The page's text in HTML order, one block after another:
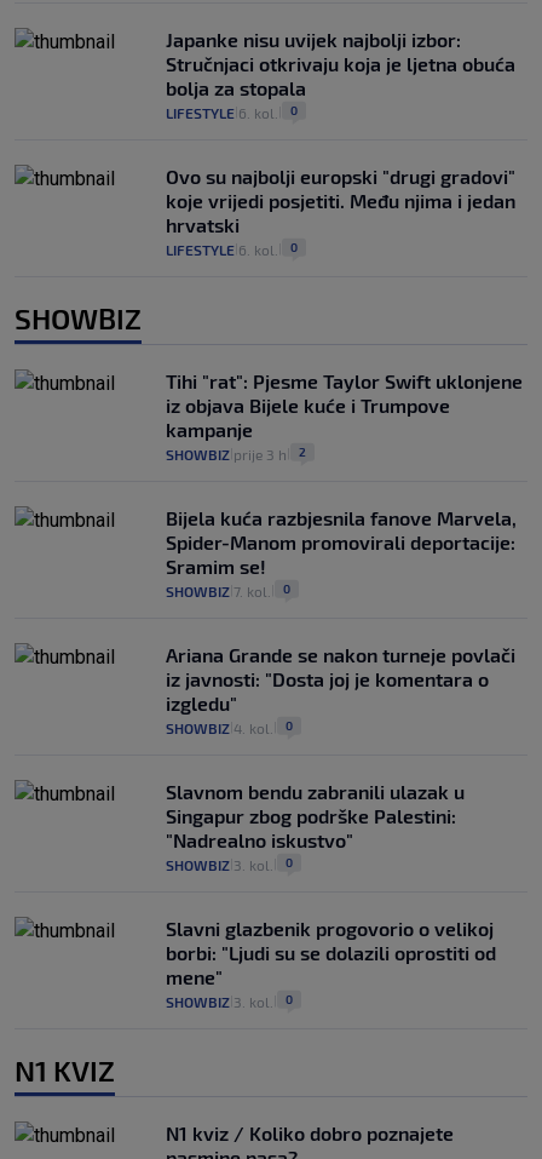
Japanke nisu uvijek najbolji izbor:
Stručnjaci otkrivaju koja je ljetna obuća
bolja za stopala
LIFESTYLE 6. kol. 0
Ovo su najbolji europski "drugi gradovi"
koje vrijedi posjetiti. Među njima i jedan
hrvatski
LIFESTYLE 6. kol. 0
SHOWBIZ
Tihi "rat": Pjesme Taylor Swift uklonjene
iz objava Bijele kuće i Trumpove
kampanje
SHOWBIZ prije 3 h 2
Bijela kuća razbjesnila fanove Marvela,
Spider-Manom promovirali deportacije:
Sramim se!
SHOWBIZ 7. kol. 0
Ariana Grande se nakon turneje povlači
iz javnosti: "Dosta joj je komentara o
izgledu"
SHOWBIZ 4. kol. 0
Slavnom bendu zabranili ulazak u
Singapur zbog podrške Palestini:
"Nadrealno iskustvo"
SHOWBIZ 3. kol. 0
Slavni glazbenik progovorio o velikoj
borbi: "Ljudi su se dolazili oprostiti od
mene"
SHOWBIZ 3. kol. 0
N1 KVIZ
N1 kviz / Koliko dobro poznajete